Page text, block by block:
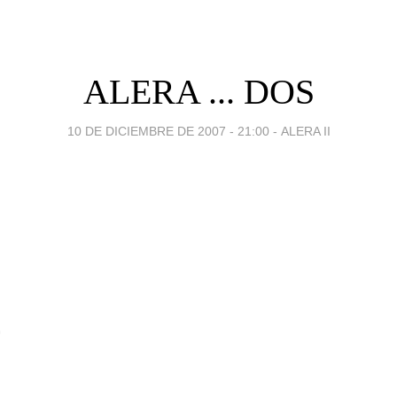
ALERA ... DOS
10 DE DICIEMBRE DE 2007 - 21:00 - ALERA II